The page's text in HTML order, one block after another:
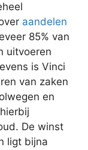
aandelen
85% van
uitvoeren
is Vinci
van zaken
en
De winst
ligt bijna